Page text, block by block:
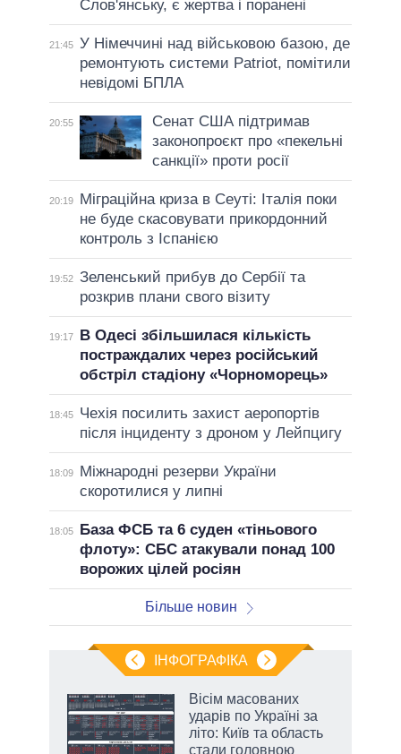
Слов'янську, є жертва і поранені
21:45 У Німеччині над військовою базою, де
ремонтують системи Patriot, помітили
невідомі БПЛА
20:55
Сенат США підтримав
законопроєкт про «пекельні
санкції» проти росії
20:19
Міграційна криза в Сеуті: Італія поки
не буде скасовувати прикордонний
контроль з Іспанією
19:52 Зеленський прибув до Сербії та
розкрив плани свого візиту
19:17
В Одесі збільшилася кількість
постраждалих через російський
обстріл стадіону «Чорноморець»
18:45
Чехія посилить захист аеропортів
після інциденту з дроном у Лейпцигу
18:09
Міжнародні резерви України
скоротилися у липні
18:05
База ФСБ та 6 суден «тіньового
флоту»: СБС атакували понад 100
ворожих цілей росіян
Більше новин
ІНФОГРАФІКА
Вісім масованих
ударів по Україні за
літо: Київ та область
стали головною